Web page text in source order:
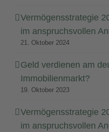
Vermögensstrategie
im anspruchsvollen
21. Oktober 2024
Geld verdienen am
Immobilienmarkt?
19. Oktober 2023
Vermögensstrategie
im anspruchsvollen